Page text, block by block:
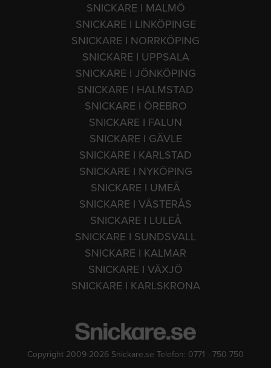
SNICKARE I MALMÖ
SNICKARE I LINKÖPINGE
SNICKARE I NORRKÖPING
SNICKARE I UPPSALA
SNICKARE I JÖNKÖPING
SNICKARE I HALMSTAD
SNICKARE I ÖREBRO
SNICKARE I FALUN
SNICKARE I GÄVLE
SNICKARE I KARLSTAD
SNICKARE I NYKÖPING
SNICKARE I UMEÅ
SNICKARE I VÄSTERÅS
SNICKARE I LULEÅ
SNICKARE I SUNDSVALL
SNICKARE I KALMAR
SNICKARE I VÄXJÖ
SNICKARE I KARLSKRONA
Copyright 2009-2026 Snickare.se Telefon: 0771 - 750 750